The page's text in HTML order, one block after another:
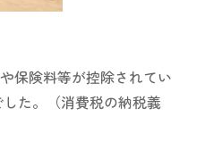
保険料等が控除されてい
た。（消費税の納税義